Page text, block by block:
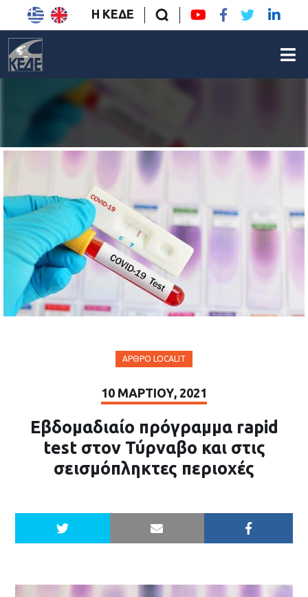
Η ΚΕΔΕ
ΆΡΘΡΟ LOCALIT
10 ΜΑΡΤΊΟΥ, 2021
Εβδομαδιαίο πρόγραμμα rapid
test στον Τύρναβο και στις
σεισμόπληκτες περιοχές